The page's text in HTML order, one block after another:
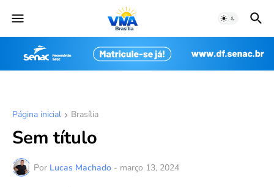
Página inicial Brasília
Sem título
Por Lucas Machado - março 13, 2024